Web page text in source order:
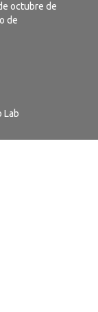
octubre de
de
Lab